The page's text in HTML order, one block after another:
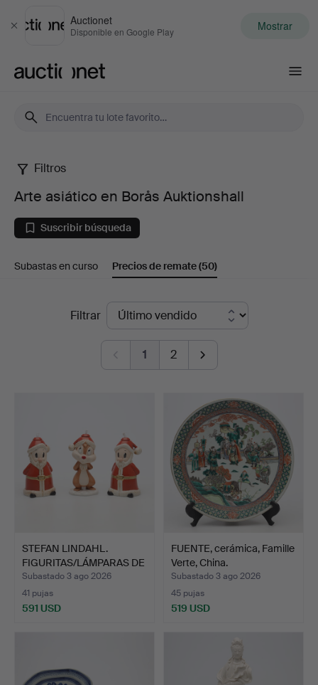
Cerrar
Auctionet
Disponible en Google Play Mostrar
Arte
asiático
en
Borås
Auktionshall
Filtros
Arte asiático en Borås Auktionshall
Suscribir búsqueda
Subastas en curso Precios de remate(50)
Filtrar
1 2
STEFAN LINDAHL.
FIGURITAS/LÁMPARAS DE
ACEI…
Subastado 3 ago 2026
41 pujas
591 USD
FUENTE, cerámica, Famille
Verte, China.
Subastado 3 ago 2026
45 pujas
519 USD